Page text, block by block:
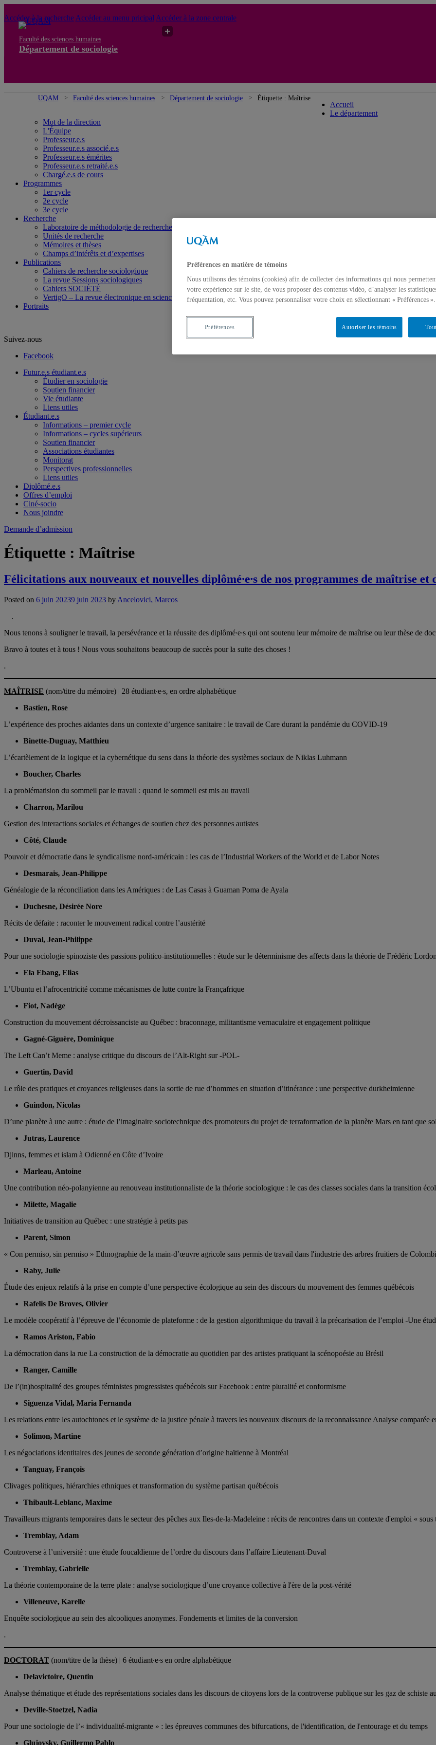
Accéder à la recherche Accéder au menu pricipal Accéder à la zone centrale
Faculté des sciences humaines
Département de sociologie
UQAM Faculté des sciences humaines Département de sociologie Étiquette : Maîtrise
Accueil
Le département
Mot de la direction
L'Équipe
Professeur.e.s
Professeur.e.s associé.e.s
Professeur.e.s émérites
Professeur.e.s retraité.e.s
Chargé.e.s de cours
Programmes
1er cycle
2e cycle
3e cycle
Recherche
Laboratoire de méthodologie de recherche en Sociologie
Unités de recherche
Mémoires et thèses
Champs d’intérêts et d’expertises
Publications
Cahiers de recherche sociologique
La revue Sessions sociologiques
Cahiers SOCIÉTÉ
VertigO – La revue électronique en sciences de l’environnement
Portraits
Suivez-nous
Facebook
Futur.e.s étudiant.e.s
Étudier en sociologie
Soutien financier
Vie étudiante
Liens utiles
Étudiant.e.s
Informations – premier cycle
Informations – cycles supérieurs
Soutien financier
Associations étudiantes
Monitorat
Perspectives professionnelles
Liens utiles
Diplômé.e.s
Offres d’emploi
Ciné-socio
Nous joindre
Demande d’admission
Étiquette : Maîtrise
Félicitations aux nouveaux et nouvelles diplômé∙e∙s de nos programmes de maîtrise et
Posted on 6 juin 20239 juin 2023 by Ancelovici, Marcos
.
Nous tenons à souligner le travail, la persévérance et la réussite des diplômé∙e∙s qui ont soutenu leur mémoire de maîtrise ou leur thèse de
Bravo à toutes et à tous ! Nous vous souhaitons beaucoup de succès pour la suite des choses !
.
MAÎTRISE (nom/titre du mémoire) | 28 étudiant∙e∙s, en ordre alphabétique
Bastien, Rose
L’expérience des proches aidantes dans un contexte d’urgence sanitaire : le travail de Care durant la pandémie du COVID-19
Binette-Duguay, Matthieu
L’écartèlement de la logique et la cybernétique du sens dans la théorie des systèmes sociaux de Niklas Luhmann
Boucher, Charles
La problématision du sommeil par le travail : quand le sommeil est mis au travail
Charron, Marilou
Gestion des interactions sociales et échanges de soutien chez des personnes autistes
Côté, Claude
Pouvoir et démocratie dans le syndicalisme nord-américain : les cas de l’Industrial Workers of the World et de Labor Notes
Desmarais, Jean-Philippe
Généalogie de la réconciliation dans les Amériques : de Las Casas à Guaman Poma de Ayala
Duchesne, Désirée Nore
Récits de défaite : raconter le mouvement radical contre l’austérité
Duval, Jean-Philippe
Pour une sociologie spinoziste des passions politico-institutionnelles : étude sur le déterminisme des affects dans la théorie de Frédéric
Ela Ebang, Elias
L’Ubuntu et l’afrocentricité comme mécanismes de lutte contre la Françafrique
Fiot, Nadège
Construction du mouvement décroissanciste au Québec : braconnage, militantisme vernaculaire et engagement politique
Gagné-Giguère, Dominique
The Left Can’t Meme : analyse critique du discours de l’Alt-Right sur -POL-
Guertin, David
Le rôle des pratiques et croyances religieuses dans la sortie de rue d’hommes en situation d’itinérance : une perspective durkheimienne
Guindon, Nicolas
D’une planète à une autre : étude de l’imaginaire sociotechnique des promoteurs du projet de terraformation de la planète Mars en tant que
Jutras, Laurence
Djinns, femmes et islam à Odienné en Côte d’Ivoire
Marleau, Antoine
Une contribution néo-polanyienne au renouveau institutionnaliste de la théorie sociologique : le cas des classes sociales dans la transition
Milette, Magalie
Initiatives de transition au Québec : une stratégie à petits pas
Parent, Simon
« Con permiso, sin permiso » Ethnographie de la main-d’œuvre agricole sans permis de travail dans l'industrie des arbres fruitiers de
Raby, Julie
Étude des enjeux relatifs à la prise en compte d’une perspective écologique au sein des discours du mouvement des femmes québécois
Rafelis De Broves, Olivier
Le modèle coopératif à l’épreuve de l’économie de plateforme : de la gestion algorithmique du travail à la précarisation de l’emploi -Une
Ramos Ariston, Fabio
La démocration dans la rue La construction de la démocratie au quotidien par des artistes pratiquant la scénopoésie au Brésil
Ranger, Camille
De l’(in)hospitalité des groupes féministes progressistes québécois sur Facebook : entre pluralité et conformisme
Siguenza Vidal, Maria Fernanda
Les relations entre les autochtones et le système de la justice pénale à travers les nouveaux discours de la reconnaissance Analyse comparée
Solimon, Martine
Les négociations identitaires des jeunes de seconde génération d’origine haïtienne à Montréal
Tanguay, François
Clivages politiques, hiérarchies ethniques et transformation du système partisan québécois
Thibault-Leblanc, Maxime
Travailleurs migrants temporaires dans le secteur des pêches aux Iles-de-la-Madeleine : récits de rencontres dans un contexte d'emploi « sous
Tremblay, Adam
Controverse à l’université : une étude foucaldienne de l’ordre du discours dans l’affaire Lieutenant-Duval
Tremblay, Gabrielle
La théorie contemporaine de la terre plate : analyse sociologique d’une croyance collective à l'ère de la post-vérité
Villeneuve, Karelle
Enquête sociologique au sein des alcooliques anonymes. Fondements et limites de la conversion
.
DOCTORAT (nom/titre de la thèse) | 6 étudiant∙e∙s en ordre alphabétique
Delavictoire, Quentin
Analyse thématique et étude des représentations sociales dans les discours de citoyens lors de la controverse publique sur les gaz de schiste
Deville-Stoetzel, Nadia
Pour une sociologie de l’« individualité-migrante » : les épreuves communes des bifurcations, de l'identification, de l'entourage et du temps
Glujovsky, Guillermo Pablo
Préférences en matière de témoins
Nous utilisons des témoins (cookies) afin de collecter des informations qui nous
votre expérience sur le site, de vous proposer des contenus vidéo, d’analyser les
fréquentation, etc. Vous pouvez personnaliser votre choix en sélectionnant « Préférences ».
Autoriser les témoins
Préférences